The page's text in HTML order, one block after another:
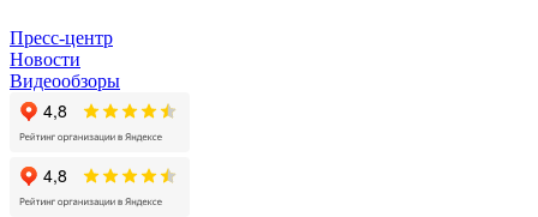
Пресс-центр
Новости
Видеообзоры